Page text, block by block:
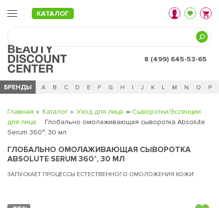
КАТАЛОГ
8 (499) 645-53-65
БРЕНДЫ
Ч 0 - 9 A B C D E F G H I J K L M N O P
Главная Каталог Уход для лица
Сыворотки/Эссенции
для лица
Глобально омолаживающая сыворотка Absolute
Serum 360°, 30 мл
ГЛОБАЛЬНО ОМОЛАЖИВАЮЩАЯ СЫВОРОТКА
ABSOLUTE SERUM 360°, 30 МЛ
ЗАПУСКАЕТ ПРОЦЕССЫ ЕСТЕСТВЕННОГО ОМОЛОЖЕНИЯ КОЖИ